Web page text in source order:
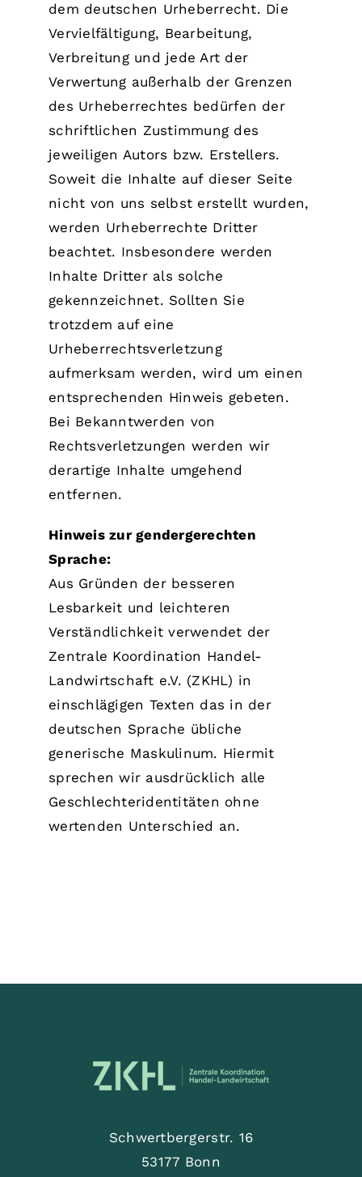
dem deutschen Urheberrecht. Die
Vervielfältigung, Bearbeitung,
Verbreitung und jede Art der
Verwertung außerhalb der Grenzen
des Urheberrechtes bedürfen der
schriftlichen Zustimmung des
jeweiligen Autors bzw. Erstellers.
Soweit die Inhalte auf dieser Seite
nicht von uns selbst erstellt wurden,
werden Urheberrechte Dritter
beachtet. Insbesondere werden
Inhalte Dritter als solche
gekennzeichnet. Sollten Sie
trotzdem auf eine
Urheberrechtsverletzung
aufmerksam werden, wird um einen
entsprechenden Hinweis gebeten.
Bei Bekanntwerden von
Rechtsverletzungen werden wir
derartige Inhalte umgehend
entfernen.
Hinweis zur gendergerechten
Sprache:
Aus Gründen der besseren
Lesbarkeit und leichteren
Verständlichkeit verwendet der
Zentrale Koordination Handel-
Landwirtschaft e.V. (ZKHL) in
einschlägigen Texten das in der
deutschen Sprache übliche
generische Maskulinum. Hiermit
sprechen wir ausdrücklich alle
Geschlechteridentitäten ohne
wertenden Unterschied an.
Schwertbergerstr. 16
53177 Bonn